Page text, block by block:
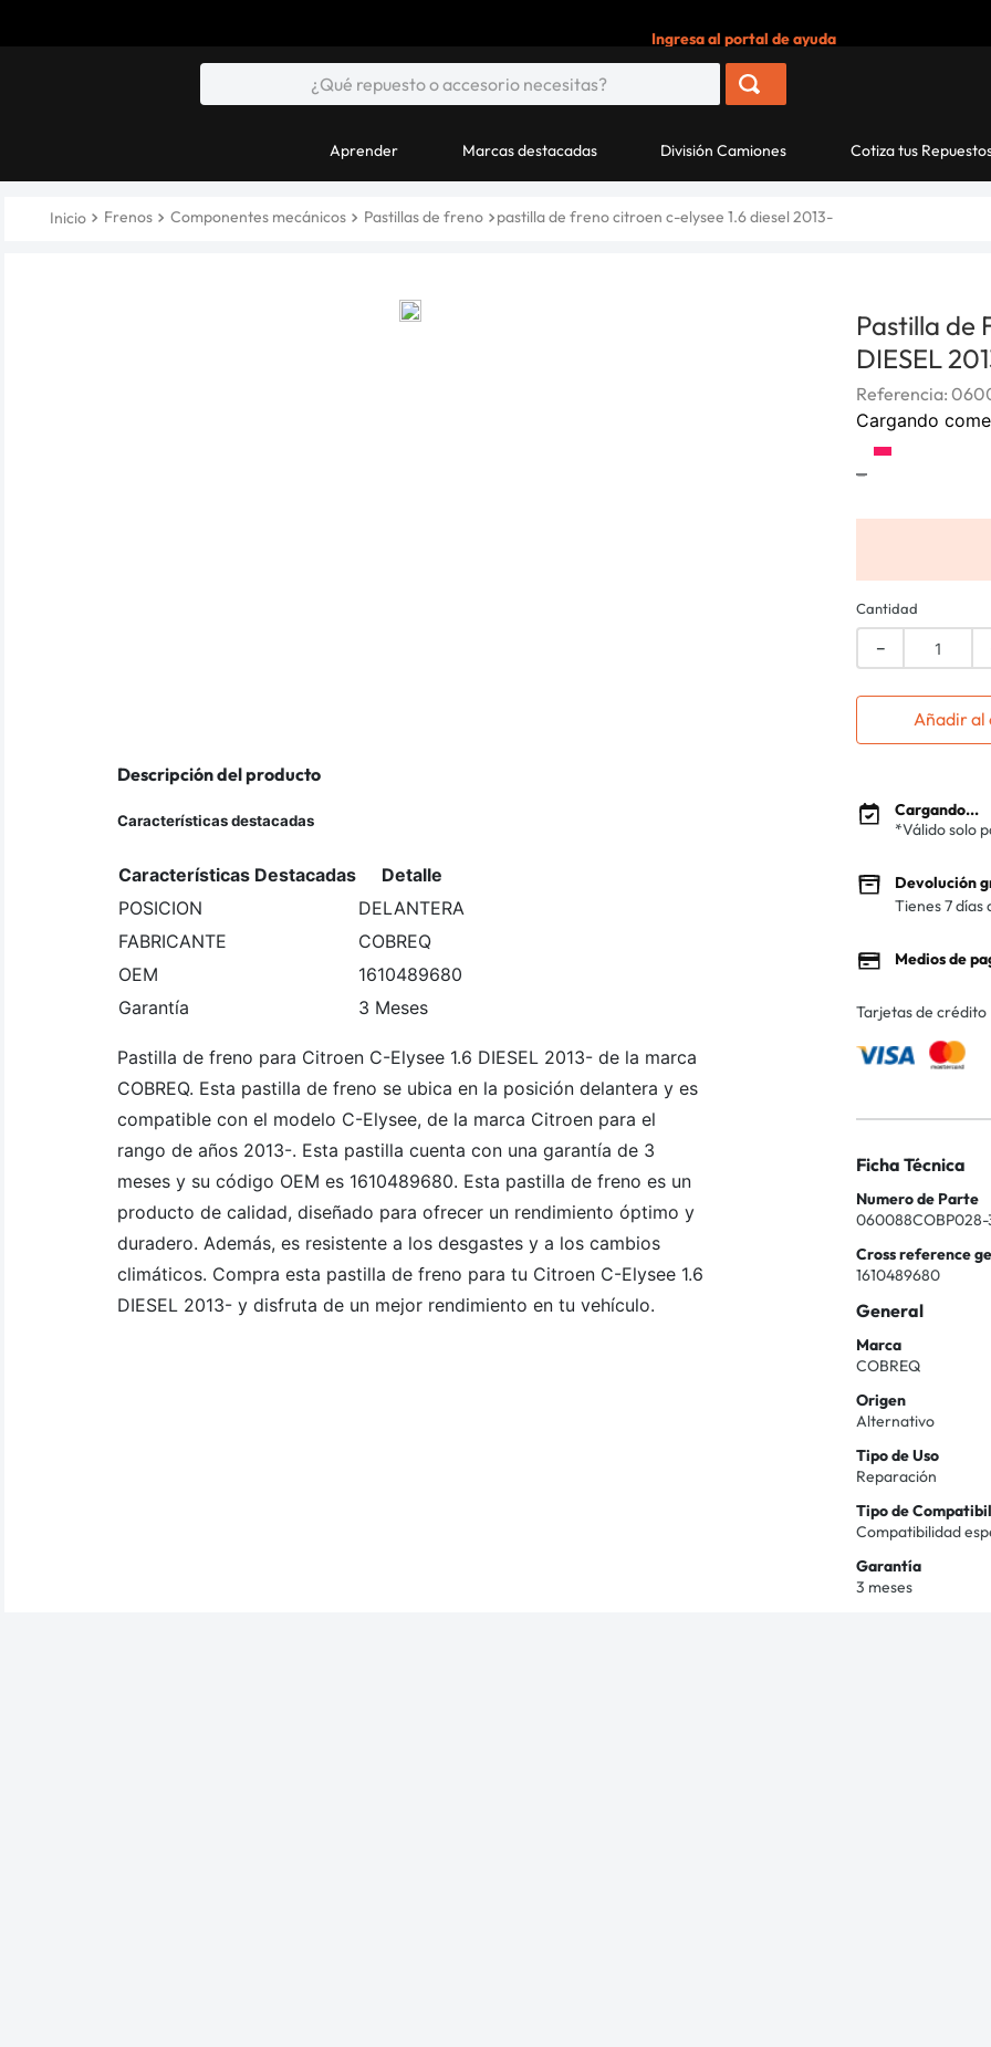
Ingresa al portal de ayuda
Aprender Marcas destacadas División Camiones Cotiza tus
Frenos Componentes mecánicos Pastillas de freno pastilla de freno citroen c-elysee 1.6 diesel 2013-
Descripción del producto
Características destacadas
Características Destacadas
Detalle
POSICION
DELANTERA
FABRICANTE
COBREQ
OEM
1610489680
Garantía
3 Meses
Pastilla de freno para Citroen C-Elysee 1.6 DIESEL 2013- de la marca
COBREQ. Esta pastilla de freno se ubica en la posición delantera y es
compatible con el modelo C-Elysee, de la marca Citroen para el
rango de años 2013-. Esta pastilla cuenta con una garantía de 3
meses y su código OEM es 1610489680. Esta pastilla de freno es un
producto de calidad, diseñado para ofrecer un rendimiento óptimo y
duradero. Además, es resistente a los desgastes y a los cambios
climáticos. Compra esta pastilla de freno para tu Citroen C-Elysee 1.6
DIESEL 2013- y disfruta de un mejor rendimiento en tu vehículo.
Pastilla de
DIESEL
Referencia:
Cargando
-
Cantidad
－
Añadir
Cargando...
*Válido solo
Devolución
Tienes 7 días
Medios de
Tarjetas de crédito
Ficha Técnica
Numero de Parte
Cross reference
1610489680
General
Marca
COBREQ
Origen
Alternativo
Tipo de Uso
Reparación
Tipo de
Compatibilidad
Garantía
3 meses